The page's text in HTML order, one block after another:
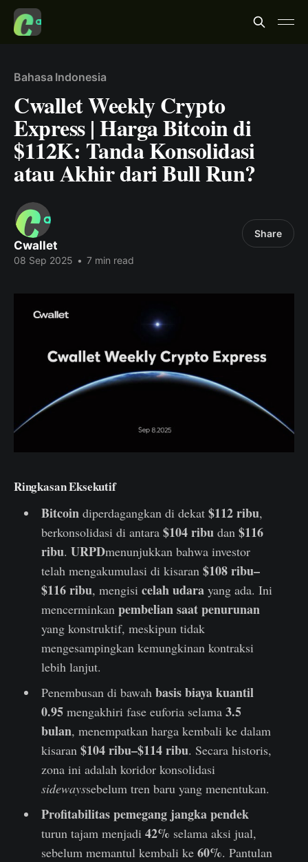
Bahasa Indonesia
Cwallet Weekly Crypto
Express | Harga Bitcoin di
$112K: Tanda Konsolidasi
atau Akhir dari Bull Run?
Cwallet
08 Sep 2025 • 7 min read
Share
Ringkasan Eksekutif
Bitcoin diperdagangkan di dekat $112 ribu,
berkonsolidasi di antara $104 ribu dan $116
ribu. URPDmenunjukkan bahwa investor
telah mengakumulasi di kisaran $108 ribu–
$116 ribu, mengisi celah udarayang ada. Ini
mencerminkan pembelian saat penurunan
yang konstruktif, meskipun tidak
mengesampingkan kemungkinan kontraksi
lebih lanjut.
Penembusan di bawah basis biaya kuantil
0.95mengakhiri fase euforia selama 3.5
bulan, menempatkan harga kembali ke dalam
kisaran $104 ribu–$114 ribu. Secara historis,
zona ini adalah koridor konsolidasi
sidewayssebelum tren baru yang menentukan.
Profitabilitas pemegang jangka pendek
turun tajam menjadi 42% selama aksi jual,
sebelum memantul kembali ke 60%. Pantulan